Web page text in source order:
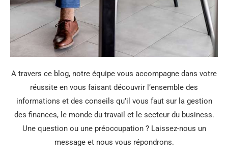
A travers ce blog, notre équipe vous accompagne dans votre
réussite en vous faisant découvrir l’ensemble des
informations et des conseils qu’il vous faut sur la gestion
des finances, le monde du travail et le secteur du business.
Une question ou une préoccupation ? Laissez-nous un
message et nous vous répondrons.